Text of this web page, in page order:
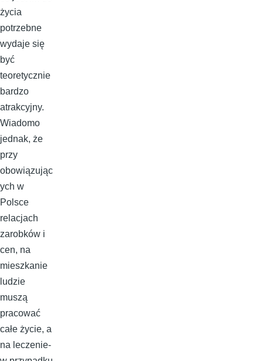
życia
potrzebne
wydaje się
być
teoretycznie
bardzo
atrakcyjny.
Wiadomo
jednak, że
przy
obowiązując
ych w
Polsce
relacjach
zarobków i
cen, na
mieszkanie
ludzie
muszą
pracować
całe życie, a
na leczenie-